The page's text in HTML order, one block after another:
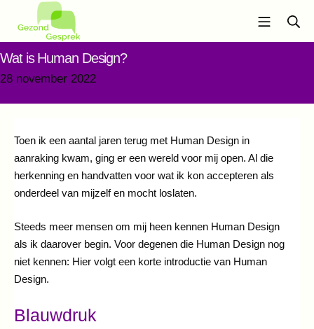
naar
de
inhoudGezond Gesprek
Mobiel
Wat is Human Design?
28 november 202228
Toen ik een aantal jaren terug met Human Design in
aanraking kwam, ging er een wereld voor mij open. Al die
herkenning en handvatten voor wat ik kon accepteren als
onderdeel van mijzelf en mocht loslaten.
Steeds meer mensen om mij heen kennen Human Design
als ik daarover begin. Voor degenen die Human Design nog
niet kennen: Hier volgt een korte introductie van Human
Design.
Blauwdruk